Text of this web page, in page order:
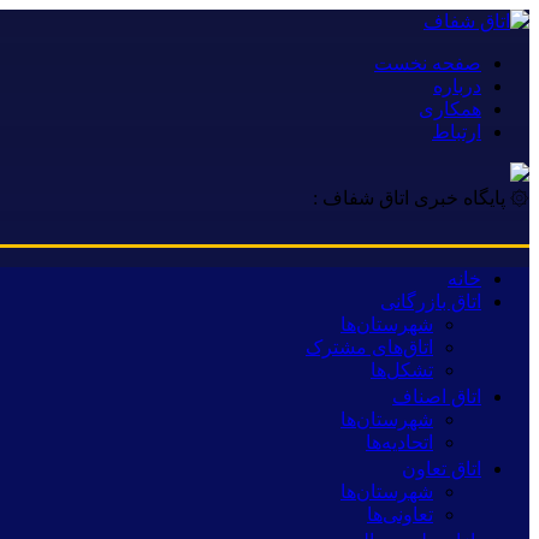
صفحه نخست
درباره
همکاری
ارتباط
۞ پایگاه خبری اتاق شفاف :
خانه
اتاق بازرگانی
شهرستان‌ها
اتاق‌های مشترک
تشکل‌ها
اتاق اصناف
شهرستان‌ها
اتحادیه‌ها
اتاق تعاون
شهرستان‌ها
تعاونی‌ها